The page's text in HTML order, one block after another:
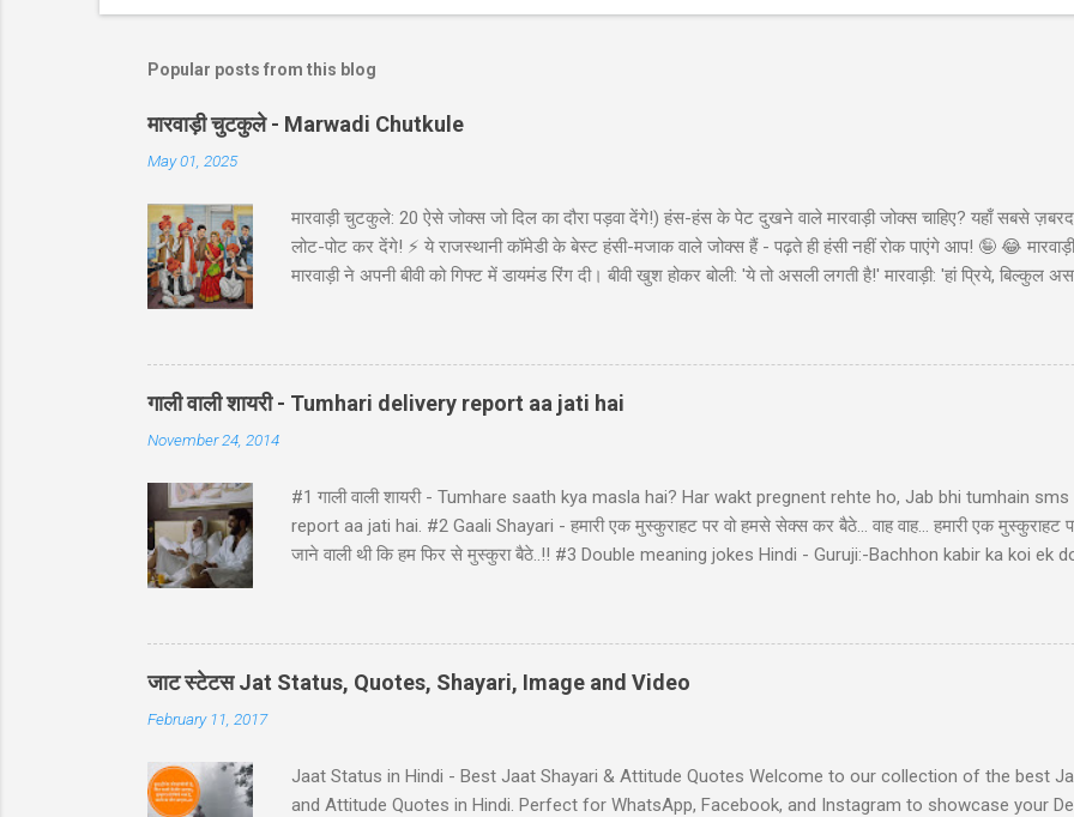
Popular posts from this blog
मारवाड़ी चुटकुले - Marwadi Chutkule
May 01, 2025
मारवाड़ी चुटकुले: 20 ऐसे जोक्स जो दिल का दौरा पड़वा देंगे!) हंस-हंस के पेट दुखने वाले मारवाड़ी जोक्स चाहिए? यहाँ सबसे
लोट-पोट कर देंगे! ⚡ ये राजस्थानी कॉमेडी के बेस्ट हंसी-मजाक वाले जोक्स हैं - पढ़ते ही हंसी नहीं रोक पाएंगे आप! 🤪 😂
मारवाड़ी ने अपनी बीवी को गिफ्ट में डायमंड रिंग दी। बीवी खुश होकर बोली: 'ये तो असली लगती है!' मारवाड़ी: 'हां प्रिये, बिल्कुल
पत्नी को ₹5000 दिए और कहा: 'प्रिये, इन पैसों से खुद के लिए कुछ खरीद...
गाली वाली शायरी - Tumhari delivery report aa jati hai
November 24, 2014
#1 गाली वाली शायरी - Tumhare saath kya masla hai? Har wakt pregnent rehte ho, Jab bhi tumhain
report aa jati hai. #2 Gaali Shayari - हमारी एक मुस्कुराहट पर वो हमसे सेक्स कर बैठे... वाह वाह... हमारी एक मुस्कुराहट
जाने वाली थी कि हम फिर से मुस्कुरा बैठे..!! #3 Double meaning jokes Hindi - Guruji:-Bachhon kabir ka koi ek
pura panir tera....chal nikal. #5 Gali Shayari - तुम आरजू तो करो मोहब्बत की, हम इतने भी गरीब नहीं कि... तुम आरजू तो
नहीं कि… कमरे का जुगाड़ भी ना कर सकें! #6 Gali wali shayari - Ishq k sahare jiya nahi karte, Gum k pyalo ko
जाट स्टेटस Jat Status, Quotes, Shayari, Image and Video
February 11, 2017
Jaat Status in Hindi - Best Jaat Shayari & Attitude Quotes Welcome to our collection of the best
and Attitude Quotes in Hindi. Perfect for WhatsApp, Facebook, and Instagram to showcase your